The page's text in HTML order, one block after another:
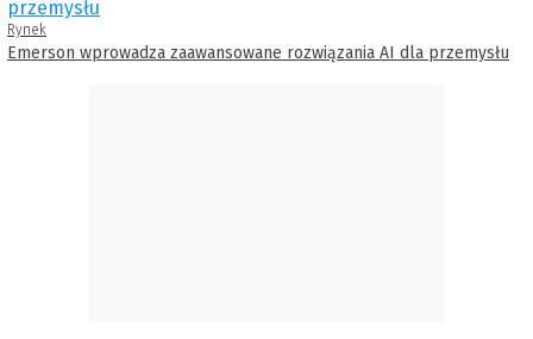
Rynek
Emerson wprowadza zaawansowane rozwiązania AI dla przemysłu